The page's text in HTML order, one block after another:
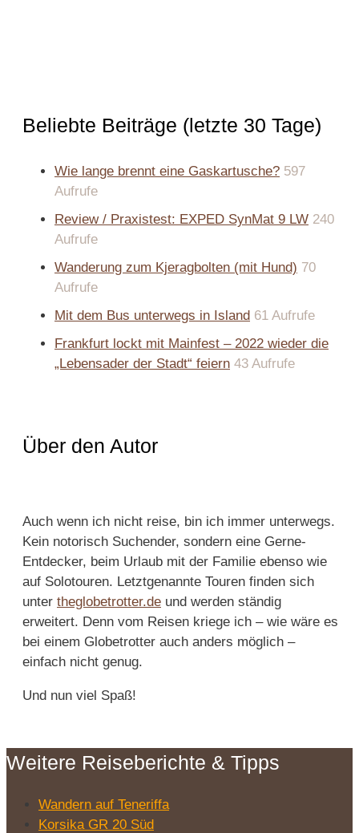
Beliebte Beiträge (letzte 30 Tage)
Wie lange brennt eine Gaskartusche? 597
Aufrufe
Review / Praxistest: EXPED SynMat 9 LW 240
Aufrufe
Wanderung zum Kjeragbolten (mit Hund) 70
Aufrufe
Mit dem Bus unterwegs in Island 61 Aufrufe
Frankfurt lockt mit Mainfest – 2022 wieder die
„Lebensader der Stadt“ feiern 43 Aufrufe
Über den Autor
Auch wenn ich nicht reise, bin ich immer unterwegs.
Kein notorisch Suchender, sondern eine Gerne-
Entdecker, beim Urlaub mit der Familie ebenso wie
auf Solotouren. Letztgenannte Touren finden sich
unter theglobetrotter.de und werden ständig
erweitert. Denn vom Reisen kriege ich – wie wäre es
bei einem Globetrotter auch anders möglich –
einfach nicht genug.
Und nun viel Spaß!
Weitere Reiseberichte & Tipps
Wandern auf Teneriffa
Korsika GR 20 Süd